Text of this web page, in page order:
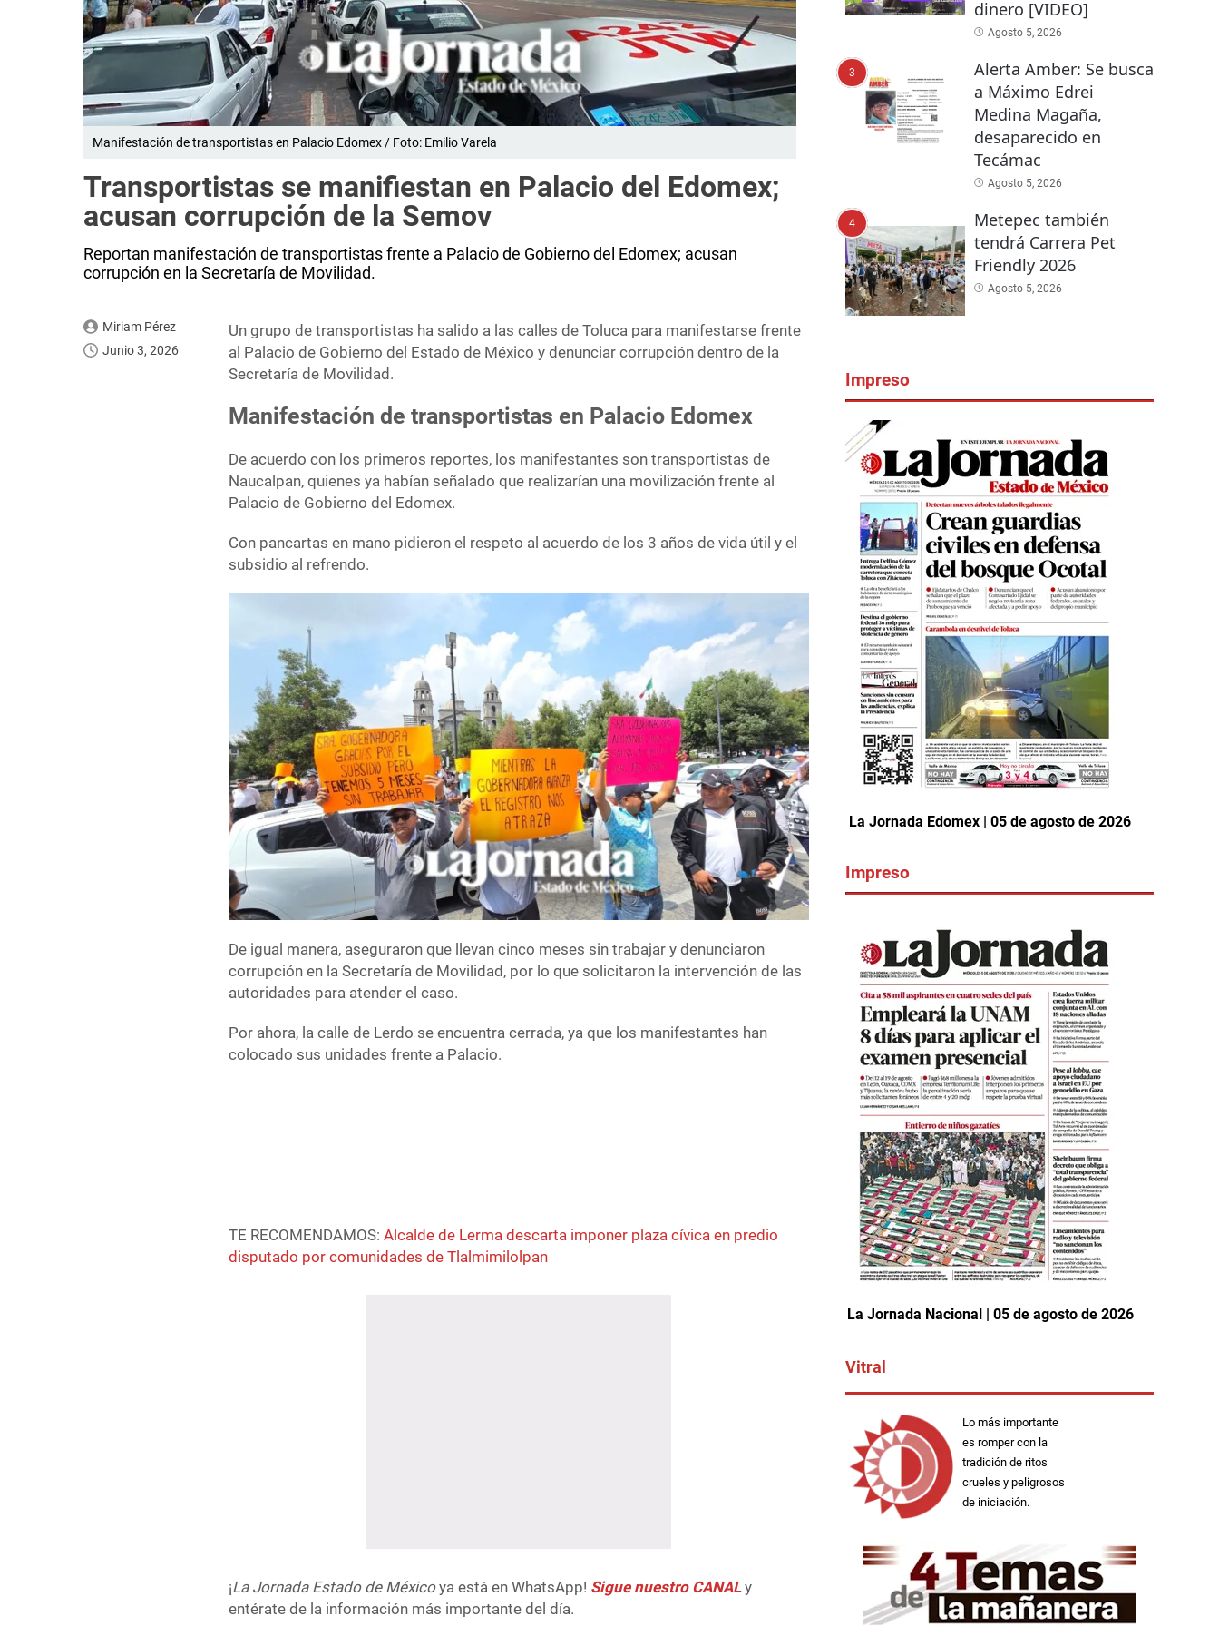
Manifestación de transportistas en Palacio Edomex / Foto: Emilio Varela
Transportistas se manifiestan en Palacio del Edomex;
acusan corrupción de la Semov
Reportan manifestación de transportistas frente a Palacio de Gobierno del Edomex; acusan
corrupción en la Secretaría de Movilidad.
Miriam Pérez
Junio 3, 2026
Un grupo de transportistas ha salido a las calles de Toluca para manifestarse frente
al Palacio de Gobierno del Estado de México y denunciar corrupción dentro de la
Secretaría de Movilidad.
Manifestación de transportistas en Palacio Edomex
De acuerdo con los primeros reportes, los manifestantes son transportistas de
Naucalpan, quienes ya habían señalado que realizarían una movilización frente al
Palacio de Gobierno del Edomex.
Con pancartas en mano pidieron el respeto al acuerdo de los 3 años de vida útil y el
subsidio al refrendo.
De igual manera, aseguraron que llevan cinco meses sin trabajar y denunciaron
corrupción en la Secretaría de Movilidad, por lo que solicitaron la intervención de las
autoridades para atender el caso.
Por ahora, la calle de Lerdo se encuentra cerrada, ya que los manifestantes han
colocado sus unidades frente a Palacio.
TE RECOMENDAMOS: Alcalde de Lerma descarta imponer plaza cívica en predio
disputado por comunidades de Tlalmimilolpan
¡La Jornada Estado de Méxicoya está en WhatsApp! Sigue nuestro CANALy
entérate de la información más importante del día.
dinero [VIDEO]
Agosto 5, 2026
3
Alerta Amber: Se busca
a Máximo Edrei
Medina Magaña,
desaparecido en
Tecámac
Agosto 5, 2026
4
Metepec también
tendrá Carrera Pet
Friendly 2026
Agosto 5, 2026
Impreso
La Jornada Edomex | 05 de agosto de 2026
Impreso
La Jornada Nacional | 05 de agosto de 2026
Vitral
Lo más importante
es romper con la
tradición de ritos
crueles y peligrosos
de iniciación.